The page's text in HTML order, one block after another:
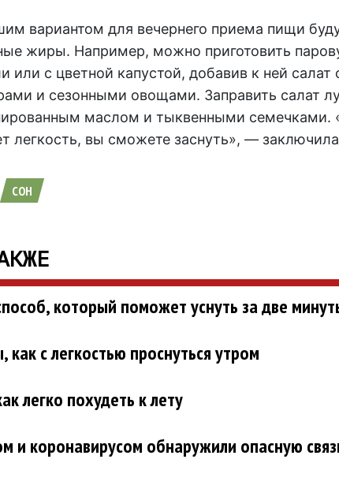
вариантом для вечернего приема пищи
жиры. Например, можно приготовить
или с цветной капустой, добавив к ней салат
и сезонными овощами. Заправить салат
маслом и тыквенными семечками.
легкость, вы сможете заснуть», —
СОН
который поможет уснуть за две
с легкостью проснуться утром
легко похудеть к лету
и коронавирусом обнаружили опасную